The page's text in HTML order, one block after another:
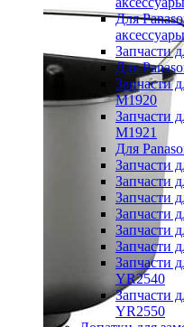
Для
аксессуары
Запчасти
Для
Запчасти
M1920
Запчасти
M1921
Для
Запчасти
Запчасти
Запчасти
Запчасти
Запчасти
Запчасти
Запчасти
YR2540
Запчасти
YR2550